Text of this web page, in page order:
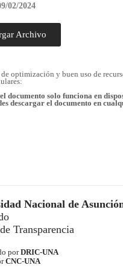
02/2024
Archivo
optimización y buen uso de
documento solo funciona en
descargar el documento en
Nacional de
Transparencia
porDRIC-UNA
CNC-UNA